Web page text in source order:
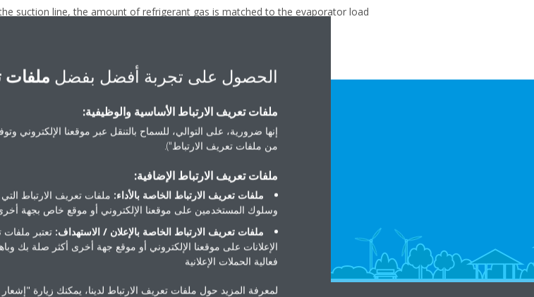
suction line, the amount of refrigerant gas is matched to the evaporator load.
تحتاج مساعدة
الحصول على تجربة أفضل بفضل ملفات
ملفات تعريف الارتباط الأساسية والوظيفية:
إنها ضرورية، على التوالي، للسماح بالتنقل عبر موقعنا الإلكتروني
من ملفات تعريف الارتباط").
ملفات تعريف الارتباط الإضافية:
ملفات تعريف الارتباط الخاصة بالأداء: ملفات تعريف الارتباط
وسلوك المستخدمين على موقعنا الإلكتروني أو موقع خاص بجهة
ملفات تعريف الارتباط الخاصة بالإعلان / الاستهداف: تعتبر ملفات
الإعلانات على موقعنا الإلكتروني أو موقع جهة أخرى أكثر صلة بك
فعالية الحملات الإعلانية
لمعرفة المزيد حول ملفات تعريف الارتباط لدينا، يمكنك زيارة